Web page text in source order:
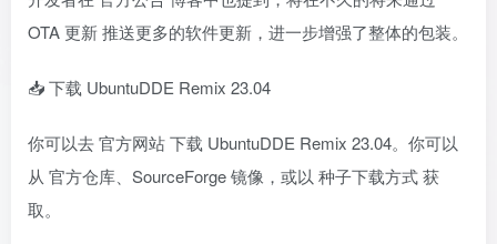
OTA 更新 推送更多的软件更新，进一步增强了整体的包装。
📥 下载 UbuntuDDE Remix 23.04
你可以去官方网站下载 UbuntuDDE Remix 23.04。你可以
从 官方仓库、SourceForge 镜像，或以 种子下载方式 获
取。